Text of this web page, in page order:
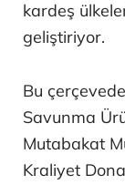
kardeş
geliştiriyor.
Bu
Savunma
Mutabakat
Kraliyet